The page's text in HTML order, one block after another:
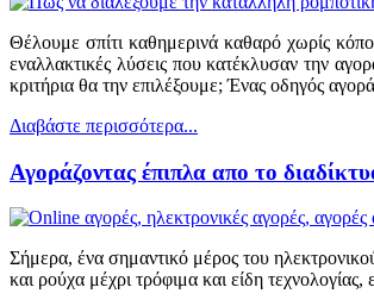
Θέλουμε σπίτι καθημερινά καθαρό χωρίς
εναλλακτικές λύσεις που κατέκλυσαν την
κριτήρια θα την επιλέξουμε; Ένας οδηγός
Διαβάστε περισσότερα...
Αγοράζοντας έπιπλα απο το
Σήμερα, ένα σημαντικό μέρος του
και ρούχα μέχρι τρόφιμα και είδη